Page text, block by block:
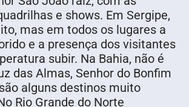
e shows. Em Sergipe,
mas em todos os lugares a
e a presença dos visitantes
subir. Na Bahia, não é
das Almas, Senhor do Bonfim
alguns destinos muito
Rio Grande do Norte